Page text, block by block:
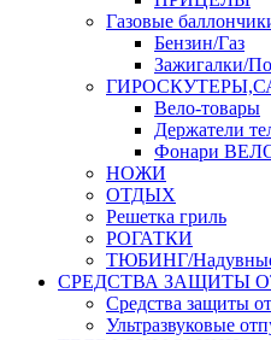
Газовые
Бензин/Газ
Зажигалки/
Вело-товары
Держатели
Фонари
НОЖИ
ОТДЫХ
Решетка гриль
РОГАТКИ
ТЮБИНГ/
СРЕДСТВА ЗАЩИТЫ
Средства защиты
Ультразвуковые